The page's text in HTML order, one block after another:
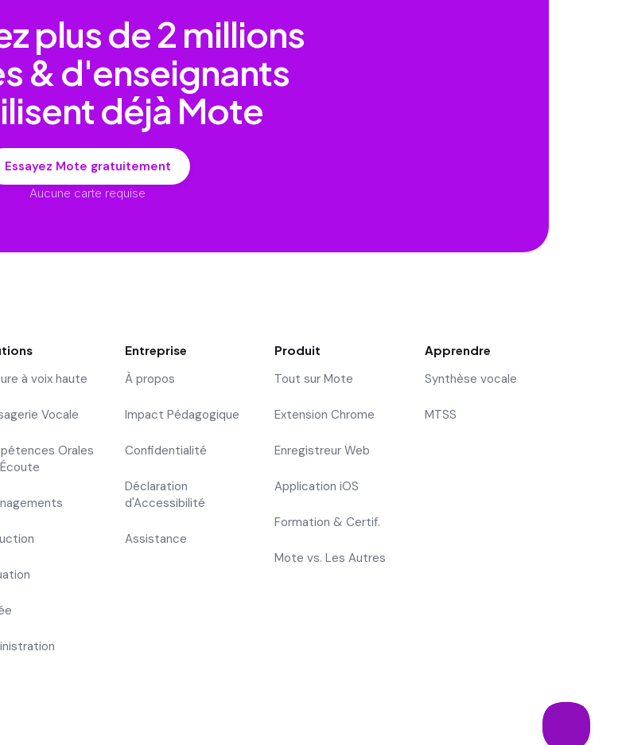
plus de2 millions
& d'enseignants
déjà Mote
Essayez Mote gratuitement
Aucune carte requise
à voix haute
Vocale
Orales
Entreprise
À propos
Impact Pédagogique
Confidentialité
Déclaration
d'Accessibilité
Assistance
Produit
Tout sur Mote
Extension Chrome
Enregistreur Web
Application iOS
Formation & Certif.
Mote vs. Les Autres
Apprendre
Synthèse vocale
MTSS